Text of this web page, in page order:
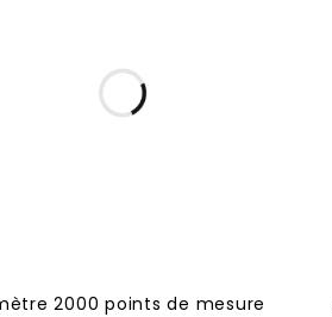
2000 points de mesure